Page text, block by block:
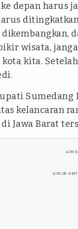
depan harus
wisata,
kita.
kelancaran
Jawa Barat
GULIR